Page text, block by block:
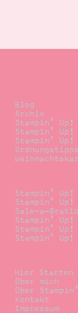
Blog
Archiv
Stampin’
Stampin’
Stampin’
Ordnungstipps
Stampin’
Stampin’ Up!
Sale-a-
Stampin’
Stampin’
Stampin’
Hier Starten
Über mich
Über
Kontakt
Impressum